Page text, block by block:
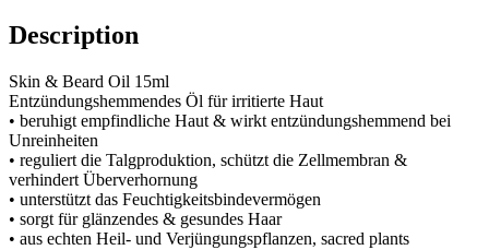
Description
Skin & Beard Oil 15ml
Entzündungshemmendes Öl für irritierte Haut
• beruhigt empfindliche Haut & wirkt entzündungshemmend bei
Unreinheiten
• reguliert die Talgproduktion, schützt die Zellmembran &
verhindert Überverhornung
• unterstützt das Feuchtigkeitsbindevermögen
• sorgt für glänzendes & gesundes Haar
• aus echten Heil- und Verjüngungspflanzen, sacred plants